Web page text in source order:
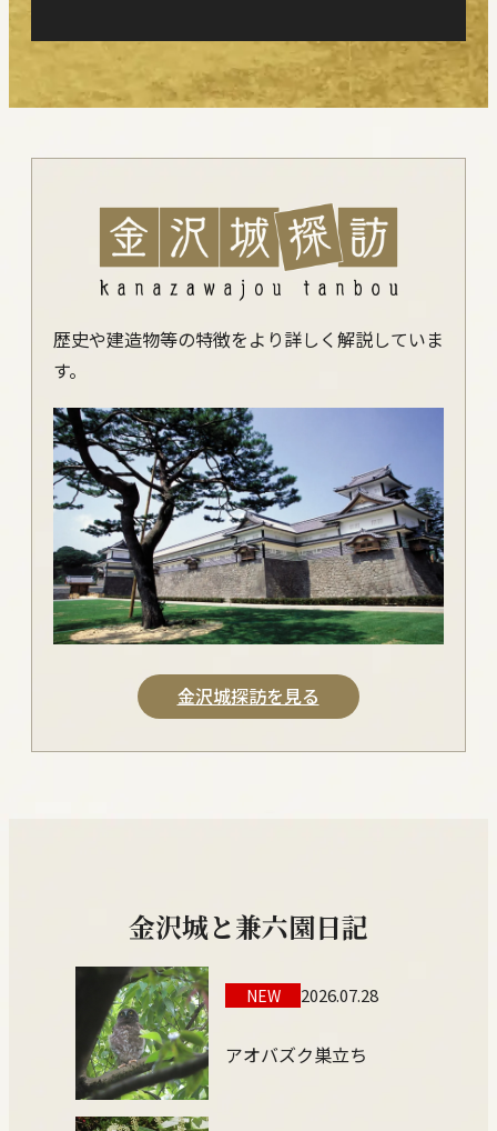
歴史や建造物等の特徴をより詳しく解説していま
す。
金沢城探訪を見る
金沢城と兼六園日記
NEW 2026.07.28
アオバズク巣立ち